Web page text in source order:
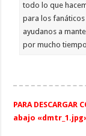
todo lo que
para los
ayudanos a
por mucho
PARA
abajo